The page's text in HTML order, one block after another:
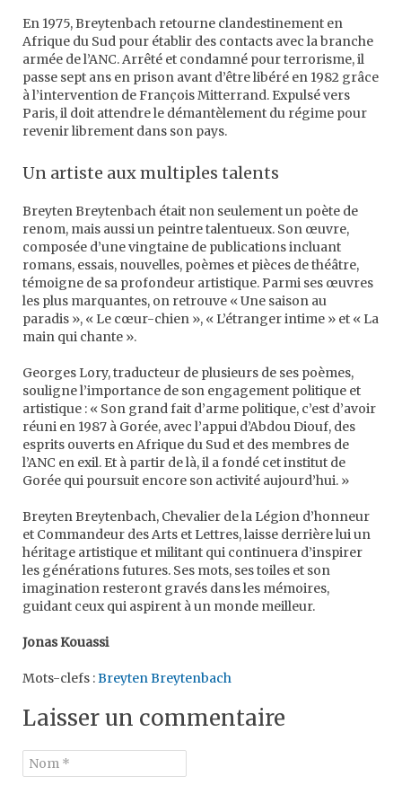
En 1975, Breytenbach retourne clandestinement en
Afrique du Sud pour établir des contacts avec la branche
armée de l’ANC. Arrêté et condamné pour terrorisme, il
passe sept ans en prison avant d’être libéré en 1982 grâce
à l’intervention de François Mitterrand. Expulsé vers
Paris, il doit attendre le démantèlement du régime pour
revenir librement dans son pays.
Un artiste aux multiples talents
Breyten Breytenbach était non seulement un poète de
renom, mais aussi un peintre talentueux. Son œuvre,
composée d’une vingtaine de publications incluant
romans, essais, nouvelles, poèmes et pièces de théâtre,
témoigne de sa profondeur artistique. Parmi ses œuvres
les plus marquantes, on retrouve « Une saison au
paradis », « Le cœur-chien », « L’étranger intime » et « La
main qui chante ».
Georges Lory, traducteur de plusieurs de ses poèmes,
souligne l’importance de son engagement politique et
artistique : « Son grand fait d’arme politique, c’est d’avoir
réuni en 1987 à Gorée, avec l’appui d’Abdou Diouf, des
esprits ouverts en Afrique du Sud et des membres de
l’ANC en exil. Et à partir de là, il a fondé cet institut de
Gorée qui poursuit encore son activité aujourd’hui. »
Breyten Breytenbach, Chevalier de la Légion d’honneur
et Commandeur des Arts et Lettres, laisse derrière lui un
héritage artistique et militant qui continuera d’inspirer
les générations futures. Ses mots, ses toiles et son
imagination resteront gravés dans les mémoires,
guidant ceux qui aspirent à un monde meilleur.
Jonas Kouassi
Mots-clefs :Breyten Breytenbach
Laisser un commentaire